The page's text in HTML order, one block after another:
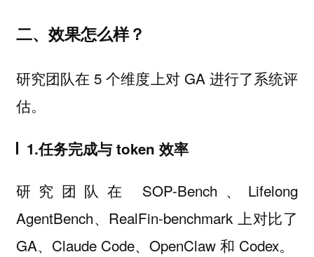
二、效果怎么样？
研究团队在 5 个维度上对 GA 进行了系统评
估。
1.任务完成与 token 效率
研究团队在 SOP-Bench、Lifelong
AgentBench、RealFin-benchmark 上对比了
GA、Claude Code、OpenClaw 和 Codex。